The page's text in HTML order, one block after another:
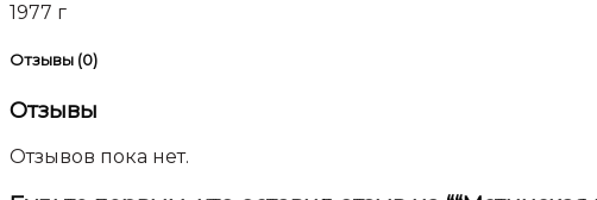
1977 г
Отзывы (0)
Отзывы
Отзывов пока нет.